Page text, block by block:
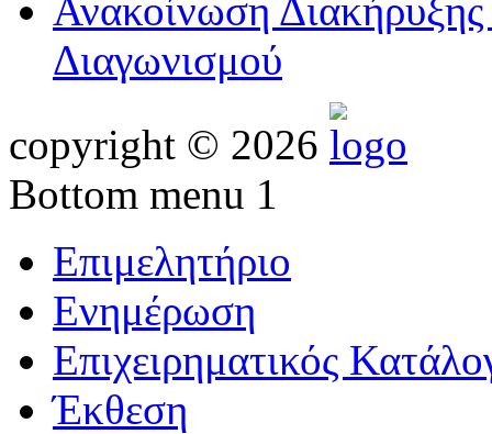
Ανακοίνωση
Διαγωνισμού
copyright © 2026
Bottom menu 1
Επιμελητήριο
Ενημέρωση
Επιχειρηματικός
Έκθεση